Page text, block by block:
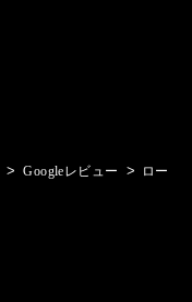
> Googleレビュー >
ロー